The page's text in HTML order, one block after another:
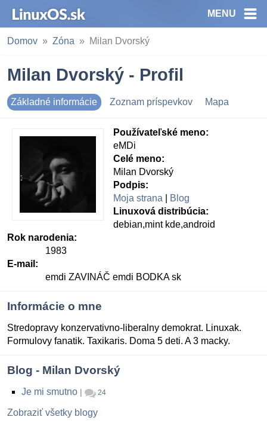
MENU
Domov Zóna Milan Dvorský
Milan Dvorský - Profil
Základné informácie Zoznam príspevkov Mapa
Používateľské meno:
eMDi
Celé meno:
Milan Dvorský
Podpis:
Moja strana
Blog
Linuxová distribúcia:
debian,mint kde,android
Rok narodenia:
1983
E-mail:
emdi ZAVINÁČ emdi BODKA sk
Informácie o mne
Stredopravy konzervativno-liberalny demokrat. Linuxak.
Formulovy fanatik. Taxikaris. Doma 5 deti. A 3 macky.
Blog - Milan Dvorský
Je mi smutno | 24
Zobraziť všetky blogy